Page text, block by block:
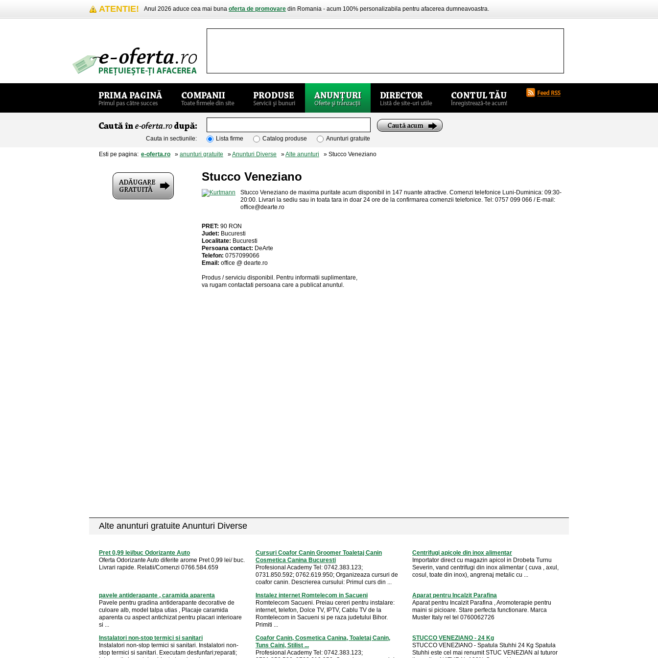
ATENTIE! Anul 2026 aduce cea mai buna oferta de promovare din Romania - acum 100% personalizabila pentru afacerea dumneavoastra.
Cauta in sectiunile: Lista firme Catalog produse Anunturi gratuite
Esti pe pagina: e-oferta.ro » anunturi gratuite »Anunturi Diverse »Alte anunturi » Stucco Veneziano
Stucco Veneziano
Stucco Veneziano de maxima puritate acum disponibil in 147 nuante atractive. Comenzi telefonice Luni-Duminica: 09:30-
20:00. Livrari la sediu sau in toata tara in doar 24 ore de la confirmarea comenzii telefonice. Tel: 0757 099 066 / E-mail:
office@dearte.ro
PRET: 90 RON
Judet: Bucuresti
Localitate: Bucuresti
Persoana contact: DeArte
Telefon: 0757099066
Email: office @ dearte.ro
Produs / serviciu disponibil . Pentru informatii suplimentare,
va rugam contactati persoana care a publicat anuntul.
Alte anunturi gratuite Anunturi Diverse
Pret 0,99 lei/buc Odorizante Auto
Oferta Odorizante Auto diferite arome Pret 0,99 lei/ buc.
Livrari rapide. Relatii/Comenzi 0766.584.659
Cursuri Coafor Canin Groomer Toaletaj Canin
Cosmetica Canina Bucuresti
Profesional Academy Tel: 0742.383.123;
0731.850.592; 0762.619.950; Organizeaza cursuri de
coafor canin. Descrierea cursului: Primul curs din ...
Centrifugi apicole din inox alimentar
Importator direct cu magazin apicol in Drobeta Turnu
Severin, vand centrifugi din inox alimentar ( cuva , axul,
cosul, toate din inox), angrenaj metalic cu ...
pavele antiderapante , caramida aparenta
Pavele pentru gradina antiderapante decorative de
culoare alb, model talpa utias , Placaje caramida
aparenta cu aspect antichizat pentru placari interioare
si ...
Instalez internet Romtelecom in Sacueni
Romtelecom Sacueni. Preiau cereri pentru instalare:
internet, telefon, Dolce TV, IPTV, Cablu TV de la
Romtelecom in Sacueni si pe raza judetului Bihor.
Primiti ...
Aparat pentru Incalzit Parafina
Aparat pentru Incalzit Parafina , Aromoterapie pentru
maini si picioare. Stare perfecta functionare. Marca
Muster Italy rel tel 0760062726
Instalatori non-stop termici si sanitari
Instalatori non-stop termici si sanitari. Instalatori non-
stop termici si sanitari. Executam desfunfari;reparati;
Coafor Canin, Cosmetica Canina, Toaletaj Canin,
Tuns Caini, Stilist ...
Profesional Academy Tel: 0742.383.123;
STUCCO VENEZIANO - 24 Kg
STUCCO VENEZIANO - Spatula Stuhhi 24 Kg Spatula
Stuhhi este cel mai renumit STUC VENEZIAN al tuturor